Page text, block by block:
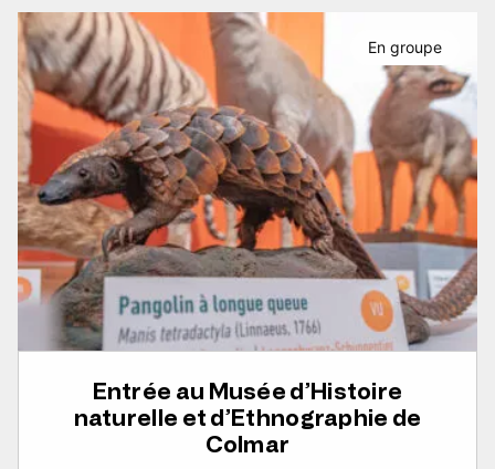
Entrée au Musée d’Histoire
naturelle et d’Ethnographie de
Colmar
En groupe